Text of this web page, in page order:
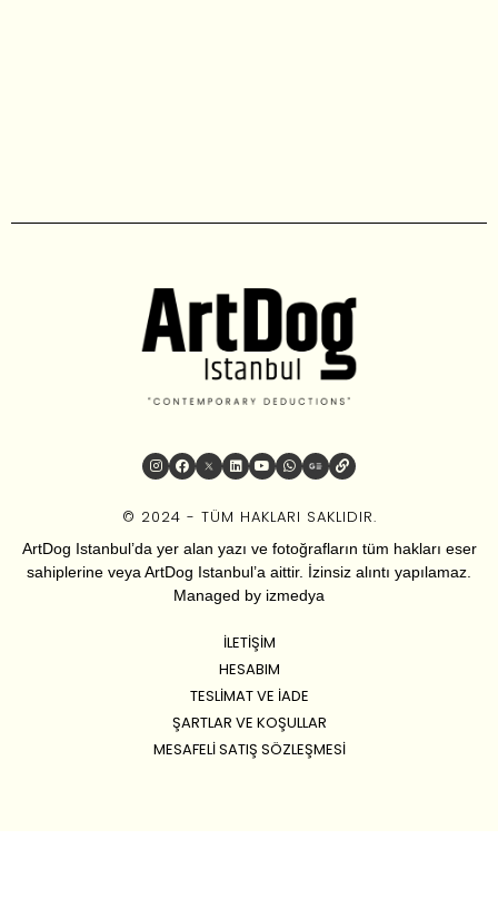
© 2024 - TÜM HAKLARI SAKLIDIR.
ArtDog Istanbul’da yer alan yazı ve fotoğrafların tüm hakları eser
sahiplerine veya ArtDog Istanbul’a aittir. İzinsiz alıntı yapılamaz.
Managed by izmedya
İLETIŞIM
HESABIM
TESLIMAT VE İADE
ŞARTLAR VE KOŞULLAR
MESAFELI SATIŞ SÖZLEŞMESI